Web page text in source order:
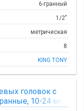
6-гранный
1/2"
метрическая
8
KING TONY
головок с
10-24 мм,